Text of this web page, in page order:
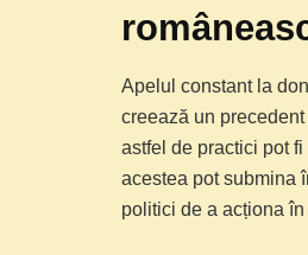
Apelul constant la
creează un
astfel de practici pot
acestea pot submina
politici de a acționa